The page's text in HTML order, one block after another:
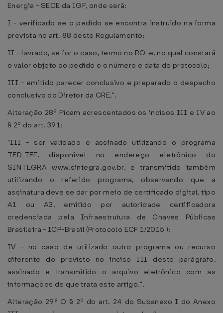
Energia - SECE da IGF, onde será:
I - verificado se o pedido se encontra instruído na forma
prevista no art. 88 deste Regulamento;
II - lavrado, se for o caso, termo no RO-e, no qual constará
o valor objeto do pedido e o número e data do protocolo;
III - emitido parecer conclusivo e preparado o despacho
conclusivo do Diretor da CRE.".
Alteração 28ª Ficam acrescentados os incisos III e IV ao
§ 2º do art. 391:
"III - ser validado e assinado utilizando o programa
TED_TEF, disponível no endereço eletrônico do
SINTEGRA www.sintegra.gov.br, e transmitido também
utilizando o referido programa, observando que a
assinatura deve se dar por meio de certificado digital, tipo
A1 ou A3, emitido por autoridade certificadora
credenciada pela Infraestrutura de Chaves Públicas
Brasileira - ICP-Brasil (Protocolo ECF 1/2015 );
IV - no caso de utilizado outro programa ou recurso
diferente do previsto no inciso III deste parágrafo,
assinado e transmitido o arquivo eletrônico com as
informações de que trata este artigo.".
Alteração 29ª O § 2º do art. 24 do Subanexo I do Anexo